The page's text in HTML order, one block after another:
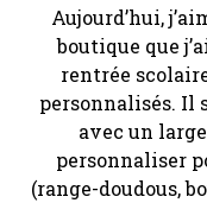
Aujourd’hui,
boutique que
rentrée
personnalisés. Il
avec un
personnaliser
(range-doudous,